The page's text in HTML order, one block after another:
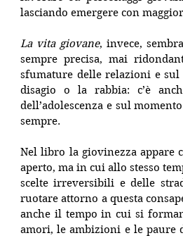
lasciando emergere con
La vita giovane, invece,
sempre precisa, mai
sfumature delle relazioni e sul
disagio o la rabbia: c’è
dell’adolescenza e sul
sempre.
Nel libro la giovinezza appare
aperto, ma in cui allo stesso
scelte irreversibili e delle
ruotare attorno a questa
anche il tempo in cui si
amori, le ambizioni e le paure